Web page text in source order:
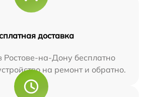
доставка
на-Дону бесплатно
на ремонт и обратно.